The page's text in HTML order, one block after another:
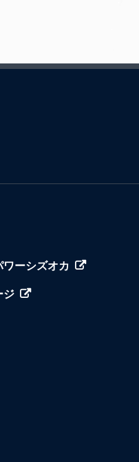
ーシズオカ
ジ